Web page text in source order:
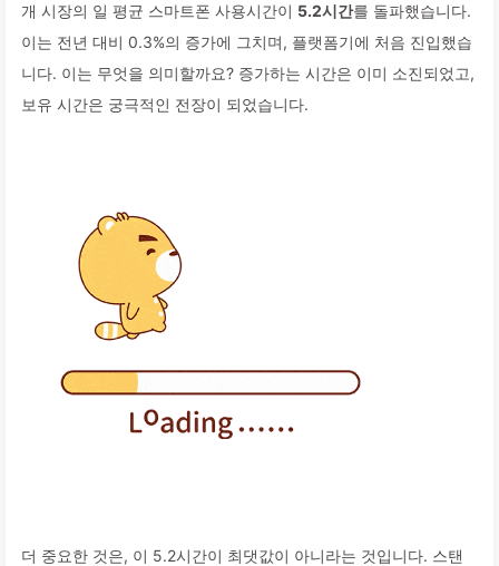
개 시장의 일 평균 스마트폰 사용시간이 5.2시간를 돌파했습니다.
이는 전년 대비 0.3%의 증가에 그치며, 플랫폼기에 처음 진입했습
니다. 이는 무엇을 의미할까요? 증가하는 시간은 이미 소진되었고,
보유 시간은 궁극적인 전장이 되었습니다.
더 중요한 것은, 이 5.2시간이 최댓값이 아니라는 것입니다. 스탠